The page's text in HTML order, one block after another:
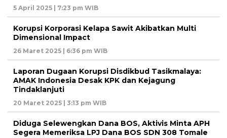
5 April 2025 | 7:23 pm WIB
Korupsi Korporasi Kelapa Sawit Akibatkan Multi
Dimensional Impact
26 Maret 2025 | 6:36 pm WIB
Laporan Dugaan Korupsi Disdikbud Tasikmalaya:
AMAK Indonesia Desak KPK dan Kejagung
Tindaklanjuti
20 Maret 2025 | 3:13 pm WIB
Diduga Selewengkan Dana BOS, Aktivis Minta APH
Segera Memeriksa LPJ Dana BOS SDN 308 Tomale